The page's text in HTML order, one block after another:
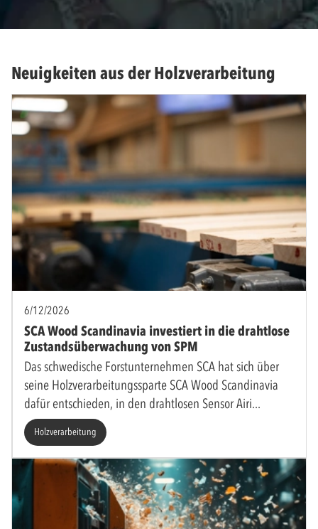
Neuigkeiten aus der Holzverarbeitung
6/12/2026
SCA Wood Scandinavia investiert in die drahtlose
Zustandsüberwachung von SPM
Das schwedische Forstunternehmen SCA hat sich über
seine Holzverarbeitungssparte SCA Wood Scandinavia
dafür entschieden, in den drahtlosen Sensor Airi
Holzverarbeitung